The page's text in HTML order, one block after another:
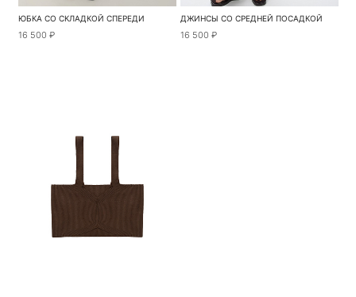
ЮБКА СО СКЛАДКОЙ СПЕРЕДИ
16 500 ₽
ДЖИНСЫ СО СРЕДНЕЙ ПОСАДКОЙ
16 500 ₽